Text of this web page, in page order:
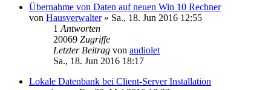
Übernahme von Daten auf neuen Win 10 Rechner
von Hausverwalter» Sa., 18. Jun 2016 12:55
1 Antworten
20069 Zugriffe
Letzter Beitrag von audiolet
Sa., 18. Jun 2016 18:17
Lokale Datenbank bei Client-Server Installation